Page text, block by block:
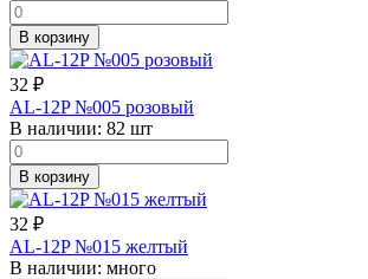
В корзину
32 ₽
AL-12P №005 розовый
В наличии: 82 шт
В корзину
32 ₽
AL-12P №015 желтый
В наличии: много